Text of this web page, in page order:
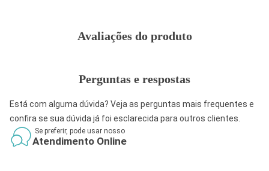
Avaliações do produto
Perguntas e respostas
Está com alguma dúvida? Veja as perguntas mais frequentes e
confira se sua dúvida já foi esclarecida para outros clientes.
Se preferir, pode usar nosso
Atendimento Online